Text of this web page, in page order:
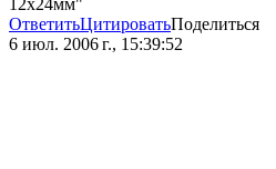
12х24мм"
ОтветитьЦитироватьПоделиться
6 июл. 2006 г., 15:39:52